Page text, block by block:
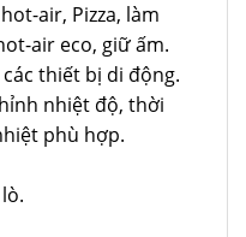
air, Pizza, làm
air eco, giữ ấm.
thiết bị di động.
nhiệt độ, thời
phù hợp.